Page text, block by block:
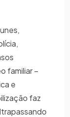
familiar –
e
faz